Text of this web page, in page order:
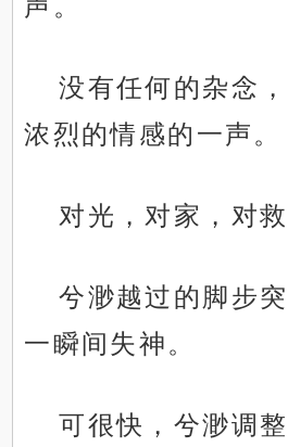
声。
没有任何的杂念
浓烈的情感的一声。
对光，对家，对救
兮渺越过的脚步
一瞬间失神。
可很快，兮渺调